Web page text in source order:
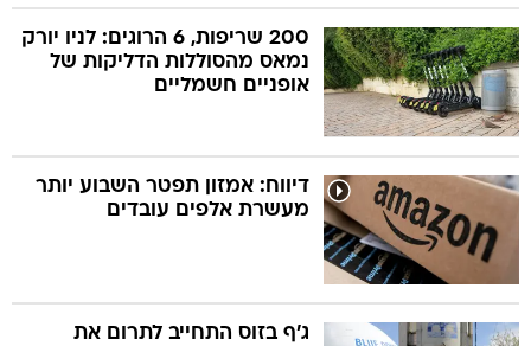
200 שריפות, 6 הרוגים: לניו יורק
נמאס מהסוללות הדליקות של
אופניים חשמליים
דיווח: אמזון תפטר השבוע יותר
מעשרת אלפים עובדים
ג'ף בזוס התחייב לתרום את